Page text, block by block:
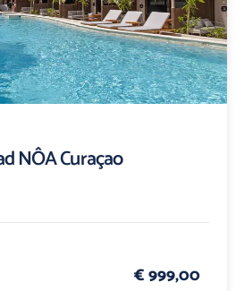
NÔA Curaçao
€ 999,00